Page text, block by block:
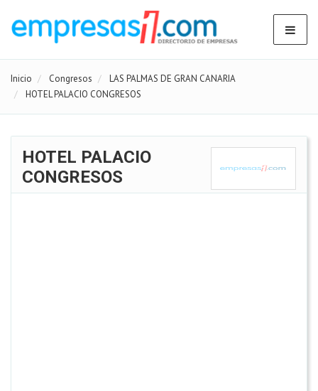
Inicio Congresos
LAS PALMAS DE GRAN CANARIA
HOTEL PALACIO CONGRESOS
HOTEL PALACIO
CONGRESOS